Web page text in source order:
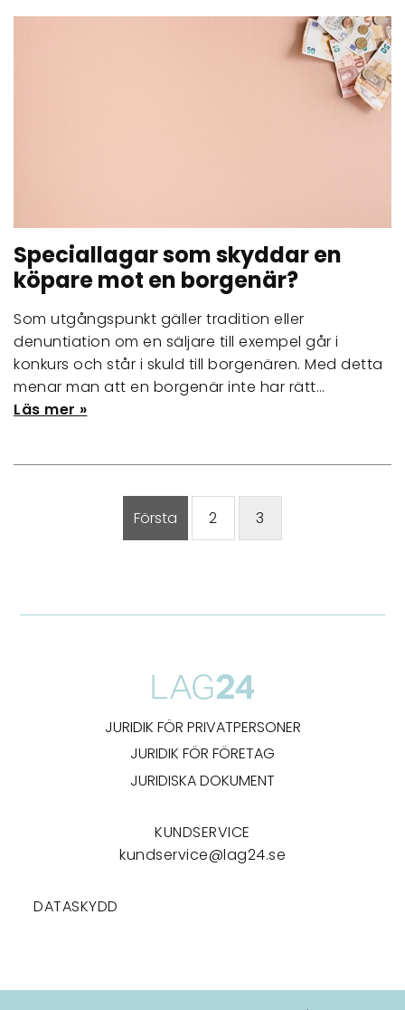
Speciallagar som skyddar en
köpare mot en borgenär?
Som utgångspunkt gäller tradition eller
denuntiation om en säljare till exempel går i
konkurs och står i skuld till borgenären. Med detta
menar man att en borgenär inte har rätt…
Läs mer »
Första 2 3
JURIDIK FÖR PRIVATPERSONER
JURIDIK FÖR FÖRETAG
JURIDISKA DOKUMENT
KUNDSERVICE
kundservice@lag24.se
DATASKYDD